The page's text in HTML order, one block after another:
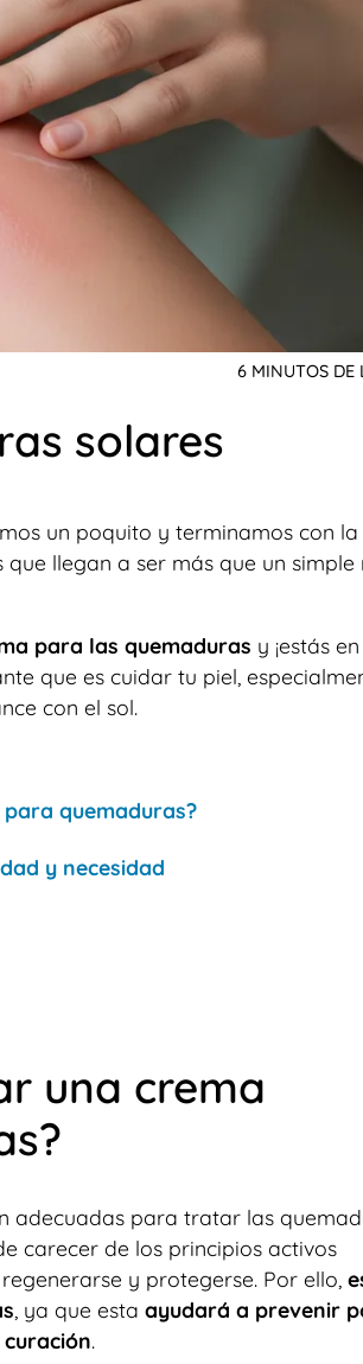
6 MINUTOS DE
solares
un poquito y terminamos con la
llegan a ser más que un simple
para las quemaduras y ¡estás
que es cuidar tu piel,
con el sol.
quemaduras?
y necesidad
una crema
adecuadas para tratar las
carecer de los principios activos
y protegerse. Por ello,
, ya que esta ayudará a prevenir
.